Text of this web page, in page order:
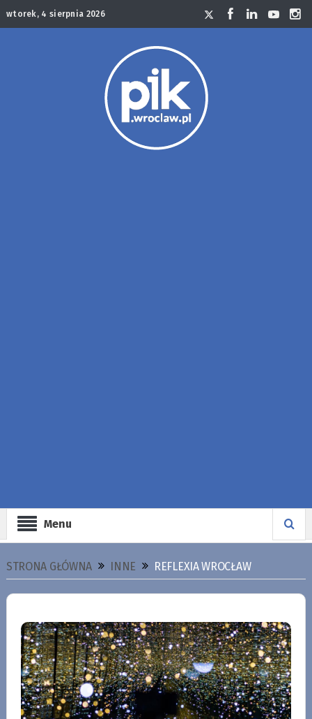
wtorek, 4 sierpnia 2026
Menu
STRONA GŁÓWNA INNE REFLEXIA WROCŁAW